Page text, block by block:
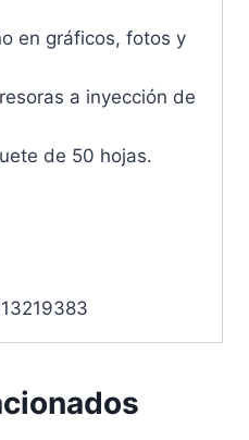
en gráficos, fotos y
a inyección de
de 50 hojas.